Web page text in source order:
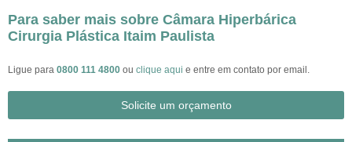
Para saber mais sobre Câmara Hiperbárica
Cirurgia Plástica Itaim Paulista
Ligue para 0800 111 4800 ou clique aqui e entre em contato por email.
Solicite um orçamento